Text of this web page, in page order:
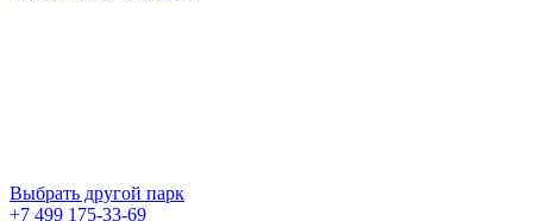
Выбрать другой парк
+7 499 175-33-69